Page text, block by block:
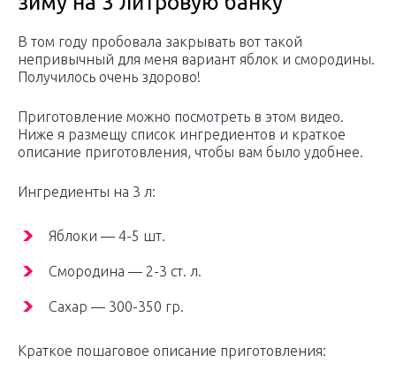
В том году пробовала закрывать вот такой
непривычный для меня вариант яблок и смородины.
Получилось очень здорово!
Приготовление можно посмотреть в этом видео.
Ниже я размещу список ингредиентов и краткое
описание приготовления, чтобы вам было удобнее.
Ингредиенты на 3 л:
Яблоки — 4-5 шт.
Смородина — 2-3 ст. л.
Сахар — 300-350 гр.
Краткое пошаговое описание приготовления: